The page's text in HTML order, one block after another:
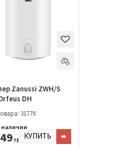
Zanussi ZWH/S
DH
31779
грн.
наличии
КУПИТЬ